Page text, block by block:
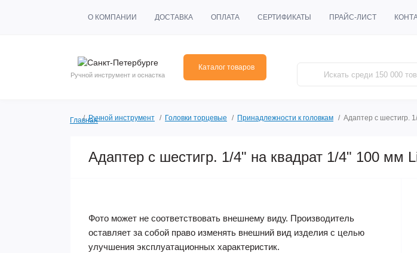
О КОМПАНИИ ДОСТАВКА ОПЛАТА СЕРТИФИКАТЫ ПРАЙС-ЛИСТ
Ручной инструмент и оснастка
Каталог товаров
ГлавнаяРучной инструмент Головки торцевые Принадлежности к головкам Адаптер с шестигр.
Адаптер с шестигр. 1/4" на квадрат 1/4" 100 мм
Фото может не соответствовать внешнему виду. Производитель
оставляет за собой право изменять внешний вид изделия с целью
улучшения эксплуатационных характеристик.